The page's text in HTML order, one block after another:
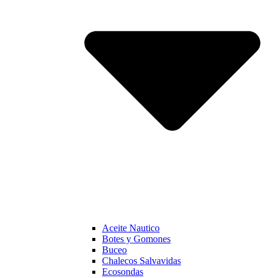
Aceite Nautico
Botes y Gomones
Buceo
Chalecos Salvavidas
Ecosondas